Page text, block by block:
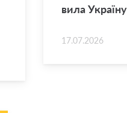
ви­ла
17.07.2026